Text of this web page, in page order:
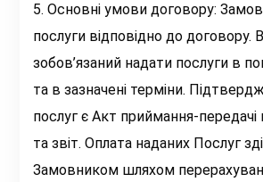
5. Основні умови договору:
послуги відповідно до договору.
зобов’язаний надати послуги в
та в зазначені терміни.
послуг є Акт приймання-передачі
та звіт. Оплата наданих Послуг
Замовником шляхом